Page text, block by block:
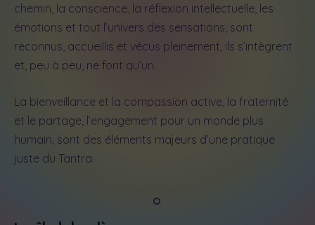
chemin, la conscience, la réflexion intellectuelle, les
émotions et tout l’univers des sensations, sont
reconnus, accueillis et vécus pleinement, ils s’intègrent
et, peu à peu, ne font qu’un.
La bienveillance et la compassion active, la fraternité
et le partage, l’engagement pour un monde plus
humain, sont des éléments majeurs d’une pratique
juste du Tantra.